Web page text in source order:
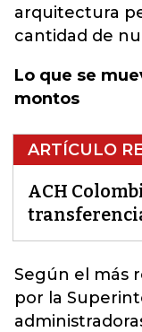
arquitectura
cantidad de
Lo que se
montos
ARTÍCULO
ACH
Según el más
por la